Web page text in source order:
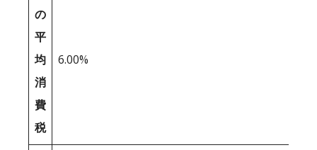
の
平
均
消
費
税
6.00%